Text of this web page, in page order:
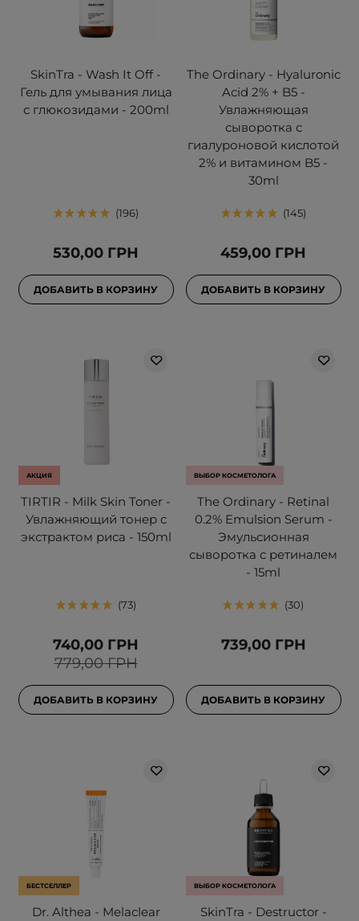
SkinTra - Wash It Off -
Гель для умывания лица
с глюкозидами - 200ml
196
530,00 ГРН
ДОБАВИТЬ В КОРЗИНУ
The Ordinary - Hyaluronic
Acid 2% + B5 -
Увлажняющая
сыворотка с
гиалуроновой кислотой
2% и витамином B5 -
30ml
145
459,00 ГРН
ДОБАВИТЬ В КОРЗИНУ
АКЦИЯ
TIRTIR - Milk Skin Toner -
Увлажняющий тонер с
экстрактом риса - 150ml
73
779,00 ГРН
740,00 ГРН
ДОБАВИТЬ В КОРЗИНУ
ВЫБОР КОСМЕТОЛОГА
The Ordinary - Retinal
0.2% Emulsion Serum -
Эмульсионная
сыворотка с ретиналем
- 15ml
30
739,00 ГРН
ДОБАВИТЬ В КОРЗИНУ
БЕСТСЕЛЛЕР
Dr. Althea - Melaclear
ВЫБОР КОСМЕТОЛОГА
SkinTra - Destructor -